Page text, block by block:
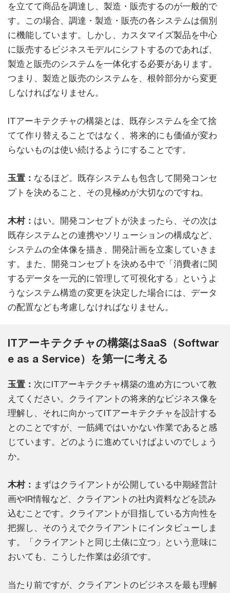
を立てて商品を調達し、製造・販売するのが一般的で
す。この場合、調達・製造・販売の各システムは個別
に機能しています。しかし、カスタマイズ製品を中心
に販売するビジネスモデルにシフトするのであれば、
製造と販売のシステムを一体化する必要があります。
つまり、製造と販売のシステムを、根幹部分から変更
しなければなりません。
ITアーキテクチャの構築とは、既存システムを全て捨
てて作り替えることではなく、将来的にも価値が変わ
らないものは使い続けるようにすることです。
玉置： なるほど。既存システムも包含して開発コンセ
プトを決めること、その見極めが大切なのですね。
木村： はい。開発コンセプトが決まったら、その次は
既存システムとの連携やソリューションの構成など、
システムの全体像を描き、開発計画を立案していきま
す。また、開発コンセプトを決める中で「消費者に関
するデータを一元的に管理して可視化する」というよ
うなシステム構造の変更を決定した場合には、データ
の配置なども考慮しなければなりません。
ITアーキテクチャの構築はSaaS（Softwar
e as a Service）を第一に考える
玉置： 次にITアーキテクチャ構築の進め方について教
えてください。クライアントの将来的なビジネス像を
理解し、それに向かってITアーキテクチャを設計する
とのことですが、一筋縄ではいかない作業であると感
じています。どのように進めていけばよいのでしょう
か。
木村： まずはクライアントが公開している中期経営計
画やIR情報など、クライアントの社内資料などを読み
込むことです。クライアントが目指している方向性を
把握し、そのうえでクライアントにインタビューしま
す。「クライアントと同じ土俵に立つ」という意味に
おいても、こうした作業は必須です。
当たり前ですが、クライアントのビジネスを最も理解